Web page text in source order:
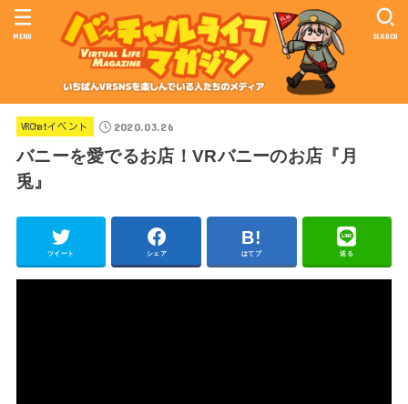
SEARCH
MENU
VRChatイベント 2020.03.26
バニーを愛でるお店！VRバニーのお店『月
兎』
ツイート シェア はてブ 送る